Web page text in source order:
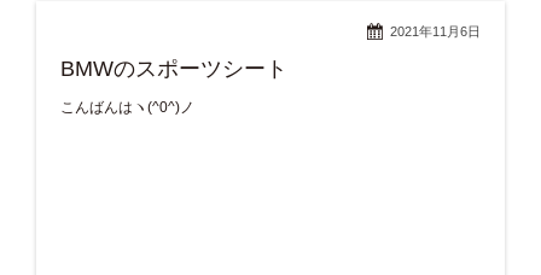
2021年11月6日
BMWのスポーツシート
こんばんはヽ(^0^)ノ